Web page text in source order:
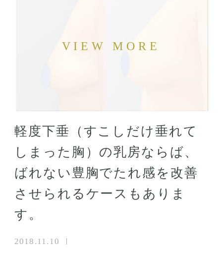
軽度下垂（すこしだけ垂れて
しまった胸）の乳房ならば、
ばれない豊胸でたれ感を改善
させられるケースもありま
す。
2018.11.10